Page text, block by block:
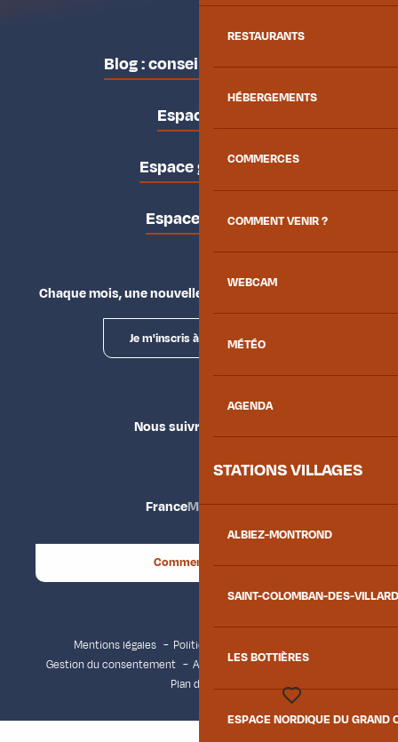
RESTAURANTS
HÉBERGEMENTS
COMMERCES
COMMENT VENIR ?
WEBCAM
MÉTÉO
AGENDA
STATIONS VILLAGES
ALBIEZ-MONTROND
SAINT-COLOMBAN-DES-
LES BOTTIÈRES
ESPACE NORDIQUE DU GRAND
Voir les favoris
Blog : conseils des locaux
Espace pro
Espace groupes
Espace presse
Chaque mois, une nouvelle façon d'explorer la vallée.
Je m'inscris à la newsletter
Nous suivre
FranceMaurienne
Comment venir ?
Mentions légales
Politique de confidentialité
Gestion du consentement
Accessibilité : non conforme
Plan du site